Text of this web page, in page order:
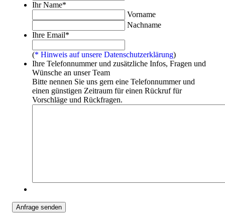
Ihr Name*
Vorname
Nachname
Ihre Email*
(* Hinweis auf unsere Datenschutzerklärung)
Ihre Telefonnummer und zusätzliche Infos, Fragen und
Wünsche an unser Team
Bitte nennen Sie uns gern eine Telefonnummer und
einen günstigen Zeitraum für einen Rückruf für
Vorschläge und Rückfragen.